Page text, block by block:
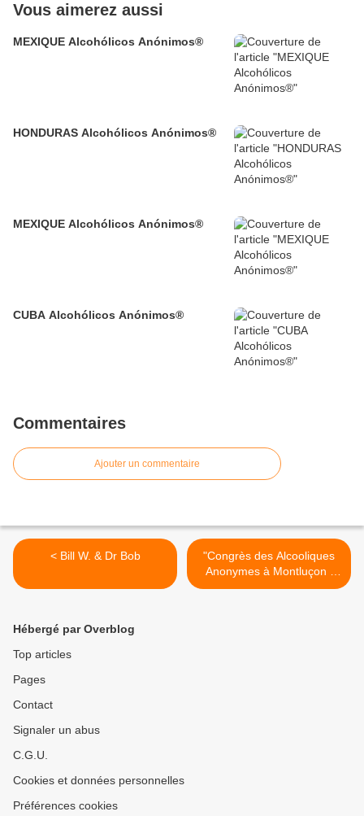
Vous aimerez aussi
MEXIQUE Alcohólicos Anónimos®
HONDURAS Alcohólicos Anónimos®
MEXIQUE Alcohólicos Anónimos®
CUBA Alcohólicos Anónimos®
Commentaires
Ajouter un commentaire
< Bill W. & Dr Bob
"Congrès des Alcooliques
Anonymes à Montluçon :
des "abstinents" témoignent
Hébergé par Overblog
Top articles
Pages
Contact
Signaler un abus
C.G.U.
Cookies et données personnelles
Préférences cookies